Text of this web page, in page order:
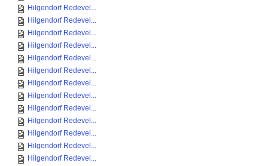
Hilgendorf Redevel...
Hilgendorf Redevel...
Hilgendorf Redevel...
Hilgendorf Redevel...
Hilgendorf Redevel...
Hilgendorf Redevel...
Hilgendorf Redevel...
Hilgendorf Redevel...
Hilgendorf Redevel...
Hilgendorf Redevel...
Hilgendorf Redevel...
Hilgendorf Redevel...
Hilgendorf Redevel...